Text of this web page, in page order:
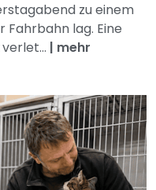
zu einem
Fahrbahn lag. Eine
| mehr